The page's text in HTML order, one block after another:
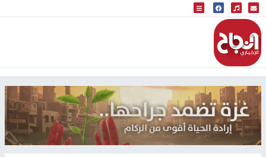
البث المباشر
إذاعة النجاح